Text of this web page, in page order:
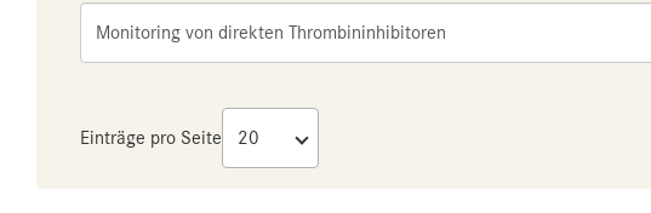
Monitoring von direkten Thrombininhibitoren
Einträge pro Seite